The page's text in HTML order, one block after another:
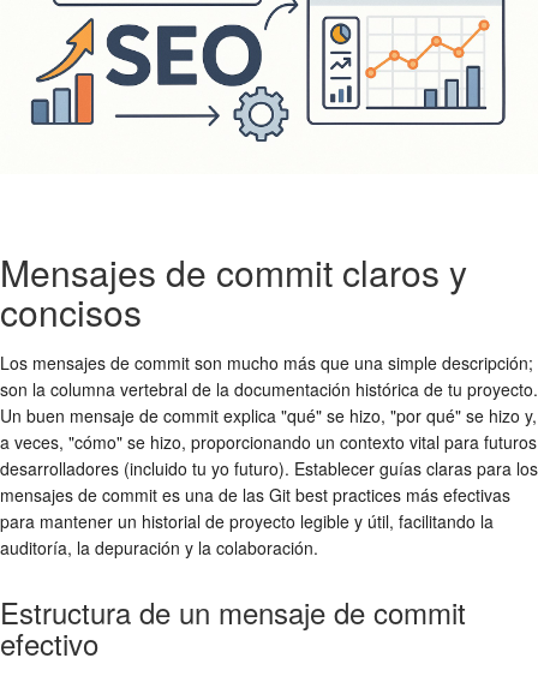
Mensajes de commit claros y
concisos
Los mensajes de commit son mucho más que una simple descripción;
son la columna vertebral de la documentación histórica de tu proyecto.
Un buen mensaje de commit explica "qué" se hizo, "por qué" se hizo y,
a veces, "cómo" se hizo, proporcionando un contexto vital para futuros
desarrolladores (incluido tu yo futuro). Establecer guías claras para los
mensajes de commit es una de las Git best practices más efectivas
para mantener un historial de proyecto legible y útil, facilitando la
auditoría, la depuración y la colaboración.
Estructura de un mensaje de commit
efectivo